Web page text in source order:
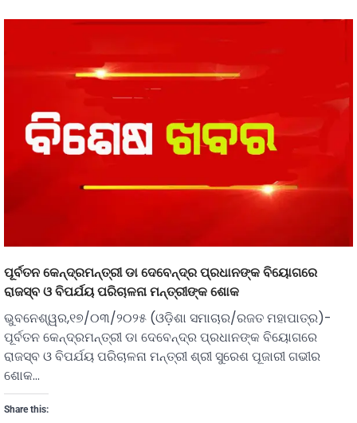
ପୂର୍ବତନ କେନ୍ଦ୍ରମନ୍ତ୍ରୀ ଡା ଦେବେନ୍ଦ୍ର ପ୍ରଧାନଙ୍କ ବିୟୋଗରେ
ରାଜସ୍ବ ଓ ବିପର୍ଯୟ ପରିଚାଳନା ମନ୍ତ୍ରୀଙ୍କ ଶୋକ
ଭୁବନେଶ୍ୱର,୧୭/୦୩/୨୦୨୫ (ଓଡ଼ିଶା ସମାଚାର/ରଜତ ମହାପାତ୍ର)-
ପୂର୍ବତନ କେନ୍ଦ୍ରମନ୍ତ୍ରୀ ଡା ଦେବେନ୍ଦ୍ର ପ୍ରଧାନଙ୍କ ବିୟୋଗରେ
ରାଜସ୍ବ ଓ ବିପର୍ଯୟ ପରିଚାଳନା ମନ୍ତ୍ରୀ ଶ୍ରୀ ସୁରେଶ ପୂଜାରୀ ଗଭୀର
ଶୋକ…
Share this: